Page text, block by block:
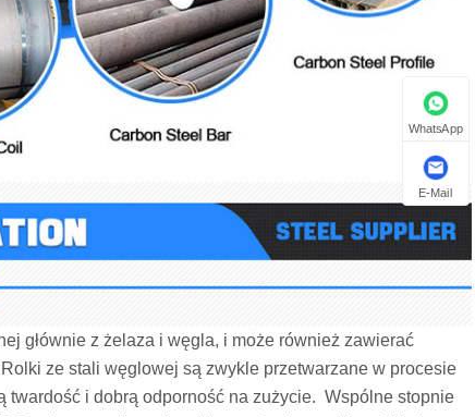
głównie z żelaza i węgla, i może również zawierać
ze stali węglowej są zwykle przetwarzane w procesie
i dobrą odporność na zużycie. ‌ Wspólne stopnie
WhatsApp
E-Mail